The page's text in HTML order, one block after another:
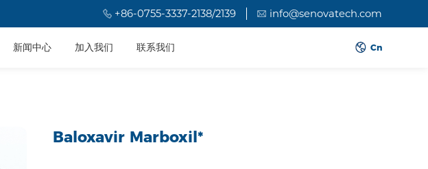
+86-0755-3337-2138/2139 info@senovatech.com
新闻中心 加入我们 联系我们 Cn
Baloxavir Marboxil*